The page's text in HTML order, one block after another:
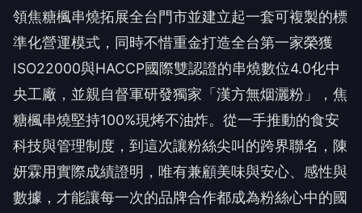
領焦糖楓串燒拓展全台門市並建立起一套可複製的標
準化營運模式，同時不惜重金打造全台第一家榮獲
ISO22000與HACCP國際雙認證的串燒數位4.0化中
央工廠，並親自督軍研發獨家「漢方無烟灑粉」，焦
糖楓串燒堅持100%現烤不油炸。從一手推動的食安
科技與管理制度，到這次讓粉絲尖叫的跨界聯名，陳
妍霖用實際成績證明，唯有兼顧美味與安心、感性與
數據，才能讓每一次的品牌合作都成為粉絲心中的國